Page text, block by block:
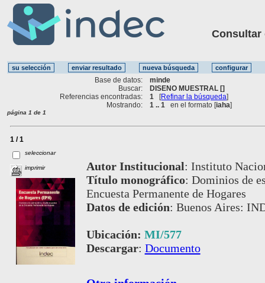
Consultar
Base de datos:
minde
Buscar:
DISENO MUESTRAL []
Referencias encontradas:
1 [Refinar la búsqueda]
Mostrando:
1 .. 1 en el formato [iaha]
página 1 de 1
1 / 1
seleccionar
imprimir Autor Institucional: Instituto
Título monográfico: Dominios de
Encuesta Permanente de Hogares
Datos de edición: Buenos Aires:
Ubicación: MI/577
Descargar: Documento